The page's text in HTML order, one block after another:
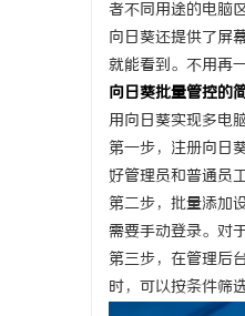
者不同用途的电脑
向日葵还提供了屏
就能看到。不用再
向日葵批量管控的
用向日葵实现多电
第一步，注册向日
好管理员和普通员
第二步，批量添加
需要手动登录。对
第三步，在管理后
时，可以按条件筛